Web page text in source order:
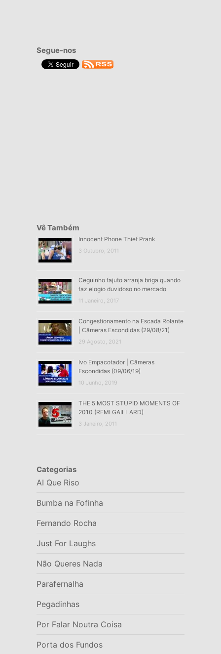
Segue-nos
Vê Também
Innocent Phone Thief Prank
3 Outubro, 2011
Ceguinho fajuto arranja briga quando
faz elogio duvidoso no mercado
11 Janeiro, 2017
Congestionamento na Escada Rolante
| Câmeras Escondidas (29/08/21)
29 Agosto, 2021
Ivo Empacotador | Câmeras
Escondidas (09/06/19)
10 Junho, 2019
THE 5 MOST STUPID MOMENTS OF
2010 (REMI GAILLARD)
3 Janeiro, 2011
Categorias
AI Que Riso
Bumba na Fofinha
Fernando Rocha
Just For Laughs
Não Queres Nada
Parafernalha
Pegadinhas
Por Falar Noutra Coisa
Porta dos Fundos